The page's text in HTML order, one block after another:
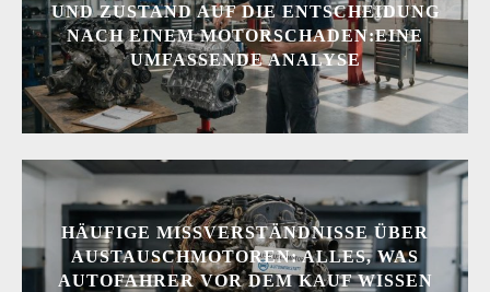
UND ZUSTAND AUF DIE ENTSCHEIDUNG
NACH EINEM MOTORSCHADEN:EINE
UMFASSENDE ANALYSE
HÄUFIGE MISSVERSTÄNDNISSE ÜBER
AUSTAUSCHMOTOREN: ALLES, WAS
AUTOFAHRER VOR DEM KAUF WISSEN